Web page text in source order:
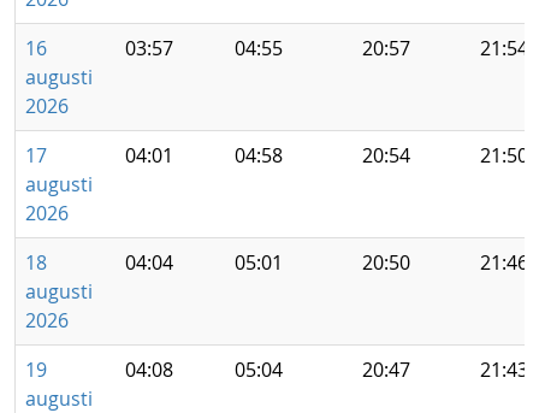
16
augusti
2026
03:57 04:55 20:57 21:54
17
augusti
2026
04:01 04:58 20:54 21:50
18
augusti
2026
04:04 05:01 20:50 21:46
19
augusti
04:08 05:04 20:47 21:43